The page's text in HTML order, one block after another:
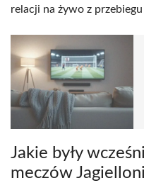
relacji na żywo z
Jakie były
meczów